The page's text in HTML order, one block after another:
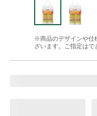
※商品のデザインや仕
ざいます。ご指定はで